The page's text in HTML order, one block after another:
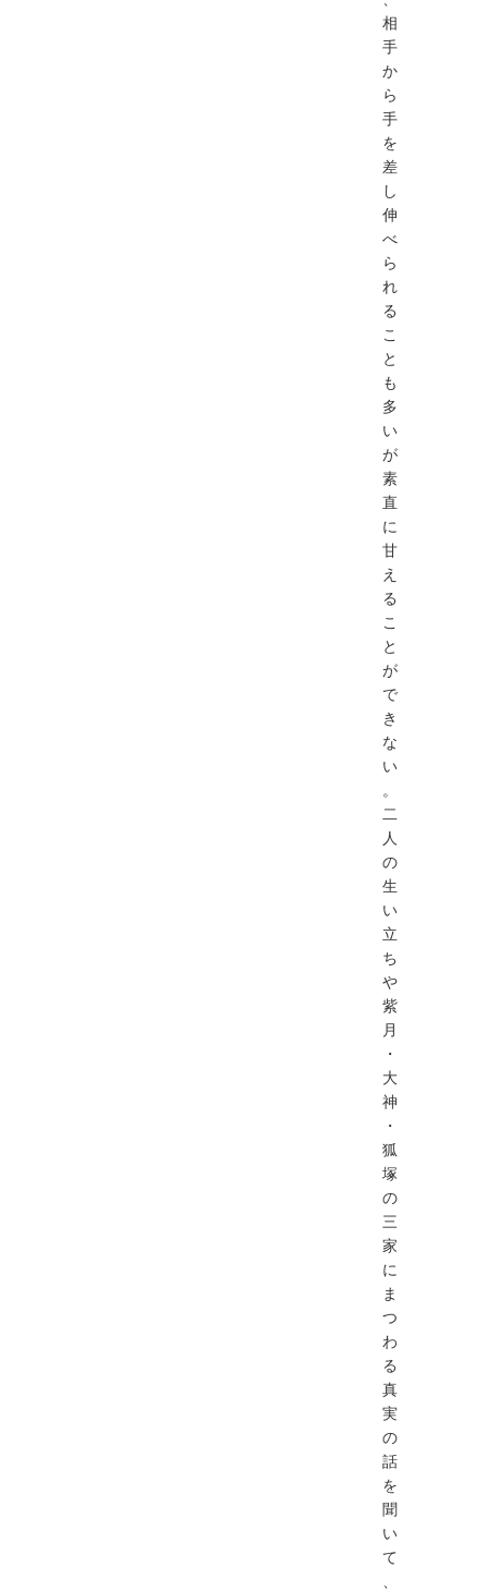
相
手
か
ら
手
を
差
し
伸
べ
ら
れ
る
こ
と
も
多
い
が
素
直
に
甘
え
る
こ
と
が
で
き
な
い
。
二
人
の
生
い
立
ち
や
紫
月
・
大
神
・
狐
塚
の
三
家
に
ま
つ
わ
る
真
実
の
話
を
聞
い
て